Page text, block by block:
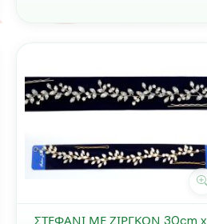
ΣΤΕΦΑΝΙ ΜΕ ΖΙΡΓΚΟΝ 30cm x